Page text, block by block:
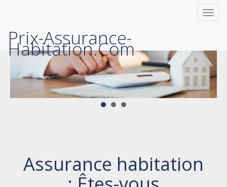
Prix-Assurance-
Habitation.com
Assurance habitation